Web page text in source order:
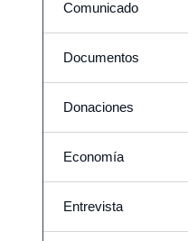
Comunicado
Documentos
Donaciones
Economía
Entrevista